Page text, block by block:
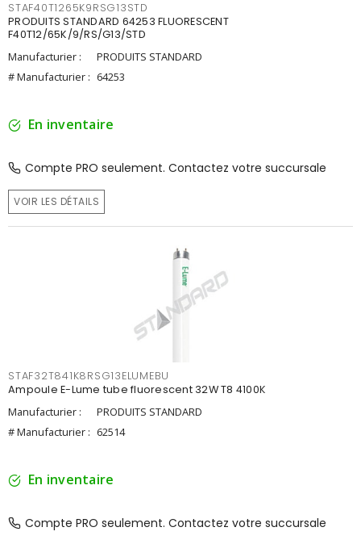
STAF40T1265K9RSG13STD
PRODUITS STANDARD 64253 FLUORESCENT
F40T12/65K/9/RS/G13/STD
Manufacturier :
PRODUITS STANDARD
# Manufacturier : 64253
En inventaire
Compte PRO seulement. Contactez votre succursale
VOIR LES DÉTAILS
STAF32T841K8RSG13ELUMEBU
Ampoule E-Lume tube fluorescent 32W T8 4100K
Manufacturier :
PRODUITS STANDARD
# Manufacturier : 62514
En inventaire
Compte PRO seulement. Contactez votre succursale